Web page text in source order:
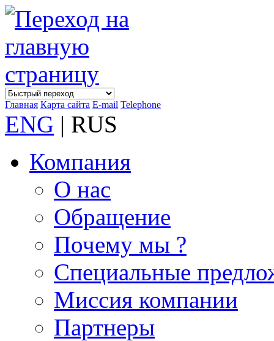
Главная Карта сайта E-mail Telephone
ENG | RUS
Компания
О нас
Обращение
Почему мы ?
Специальные
Миссия компании
Партнеры